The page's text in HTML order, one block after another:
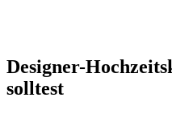
Designer-
solltest